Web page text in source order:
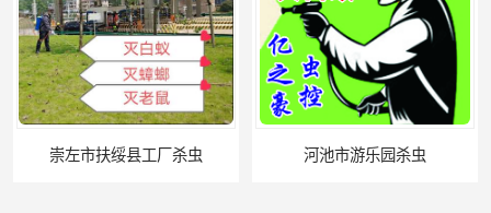
崇左市扶绥县工厂杀虫 河池市游乐园杀虫